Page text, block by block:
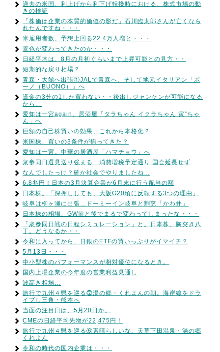
過去の米国、利上げから利下げ転換時における、株式市場の動
きの検証
「株価は企業の本質的価値の影だ」石川臨太郎さんが亡くなら
れたんですね・・・
米雇用者数、予想上回る22.4万人増と・・・
景色が変わってきたのか・・・
日経平均は、8月の月初ぐらいまで上昇可能との見方・・
短期的な戻り相場？
青森・大館へ出張①JALで青森へ、そして地元イタリアン「ボ
ーノ（BUONO）」へ
資金の3分の1しか買わない・・後出しジャンケンが可能になる
から。
愛知は一宮again、居酒屋「タラちゃん イクラちゃん 寅”ちゃ
ん」へ
巨額の自己株買いの効果、これから本格化？
米国株、買いの3条件が揃ってきた？
愛知は一宮。中華の居酒屋「ハマチョウ」へ
衆参同日選見送り強まる 消費増税予定通り 国会延長せず
なんでしたっけ？確か社会でやりましたね…
6.8兆円！日本の3月決算企業が6月末に行う配当の額
日本株。「深押ししても、大阪G20頃に反転する3つの理由」
岐阜は柳ヶ瀬に出張…ドーミーイン岐阜と割烹「かわ井」
日本株の相場、GW前と後でまるで変わってしまったな・・・
「衆参同日戦の日程シミュレーション」と。日本株、胸突き八
丁。どうなるか・・
令和に入ってから、日銀のETFの買いっぷりがイマイチ？
5月13日・・・
中小型株のパフォーマンスが相対優位になるとき。
国内上場企業の今年度の営業利益見通し
波高き相場…
旅行で九州４県を巡る⓻湯の郷・くれよんの朝。海岸線をドラ
イブし三角・熊本へ
当面の注目日は、5月20日か。
CMEの日経平均先物が22,475円！
旅行で九州４県を巡る⑥素晴らしいな。天草下田温泉・湯の郷
くれよん
令和の時代の国内企業は・・・